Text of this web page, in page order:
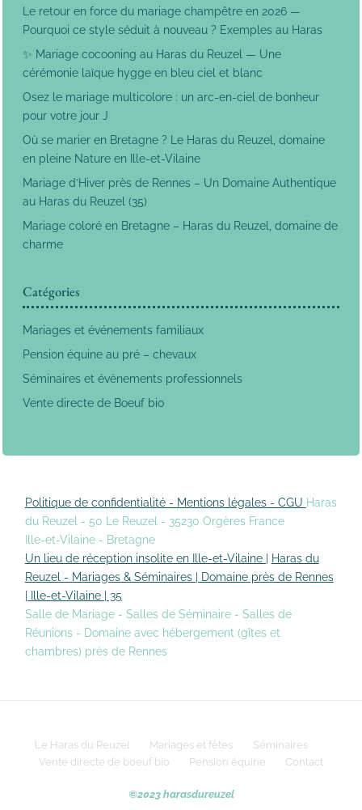
Le retour en force du mariage champêtre en 2026 —
Pourquoi ce style séduit à nouveau ? Exemples au Haras
✨ Mariage cocooning au Haras du Reuzel — Une
cérémonie laïque hygge en bleu ciel et blanc
Osez le mariage multicolore : un arc-en-ciel de bonheur
pour votre jour J
Où se marier en Bretagne ? Le Haras du Reuzel, domaine
en pleine Nature en Ille-et-Vilaine
Mariage d’Hiver près de Rennes – Un Domaine Authentique
au Haras du Reuzel (35)
Mariage coloré en Bretagne – Haras du Reuzel, domaine de
charme
Catégories
Mariages et événements familiaux
Pension équine au pré – chevaux
Séminaires et évènements professionnels
Vente directe de Boeuf bio
Politique de confidentialité - Mentions légales - CGU Haras
du Reuzel - 50 Le Reuzel - 35230 Orgères France
Ille-et-Vilaine - Bretagne
Un lieu de réception insolite en Ille-et-Vilaine |
Haras du
Reuzel - Mariages & Séminaires | Domaine près de Rennes
| Ille-et-Vilaine | 35
Salle de Mariage - Salles de Séminaire - Salles de
Réunions - Domaine avec hébergement (gîtes et
chambres) près de Rennes
Le Haras du Reuzel Mariages et fêtes
Séminaires
Vente directe de boeuf bio
Pension équine Contact
©2023 harasdureuzel